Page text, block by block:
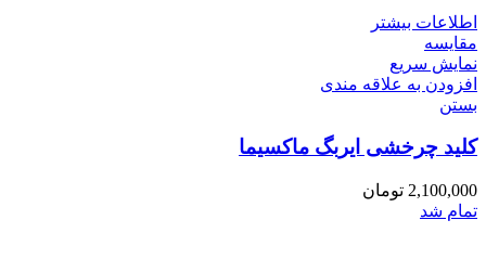
اطلاعات بیشتر
مقایسه
نمایش سریع
افزودن به علاقه مندی
بستن
کلید چرخشی ایربگ ماکسیما
2,100,000 تومان
تمام شد